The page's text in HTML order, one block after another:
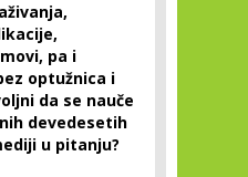
pa i
optužnica i
da se nauče
devedesetih
u pitanju?